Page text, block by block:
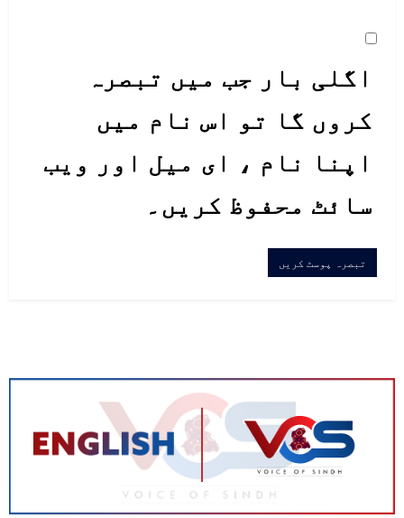
اگلی بار جب میں تبصرہ
کروں گا تو اس نام میں
اپنا نام ، ای میل اور ویب
سائٹ محفوظ کریں۔